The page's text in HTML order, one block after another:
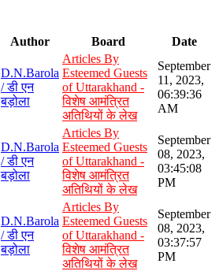
Author Board Date
D.N.Barola
/ डी एन
बड़ोला
Articles By
Esteemed Guests
of Uttarakhand -
विशेष आमंत्रित
अतिथियों के लेख
September
11, 2023,
06:39:36
AM
D.N.Barola
/ डी एन
बड़ोला
Articles By
Esteemed Guests
of Uttarakhand -
विशेष आमंत्रित
अतिथियों के लेख
September
08, 2023,
03:45:08
PM
D.N.Barola
/ डी एन
बड़ोला
Articles By
Esteemed Guests
of Uttarakhand -
विशेष आमंत्रित
अतिथियों के लेख
September
08, 2023,
03:37:57
PM